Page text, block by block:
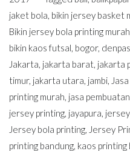
jaket bola, bikin jersey basket
Bikin jersey bola printing murah
bikin kaos futsal, bogor,
Jakarta, jakarta barat, jakarta
timur, jakarta utara, jambi,
printing murah, jasa
jersey printing, jayapura,
Jersey bola printing, Jersey
printing bandung, kaos printing